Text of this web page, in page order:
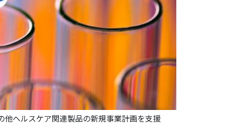
ヘルスケア関連製品の新規事業計画を支援